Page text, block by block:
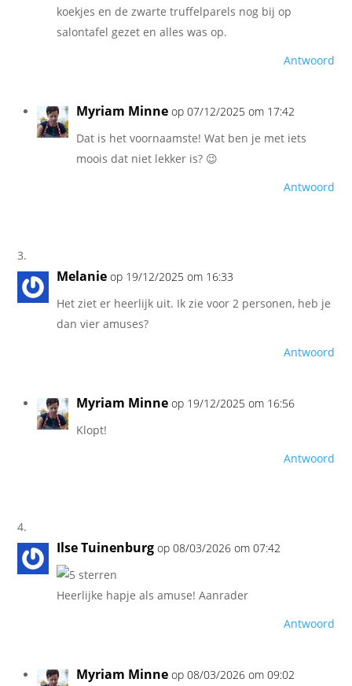
koekjes en de zwarte truffelparels nog bij op
salontafel gezet en alles was op.
Antwoord
Myriam Minne op 07/12/2025 om 17:42
Dat is het voornaamste! Wat ben je met iets
moois dat niet lekker is? 😉
Antwoord
Melanie op 19/12/2025 om 16:33
Het ziet er heerlijk uit. Ik zie voor 2 personen, heb je
dan vier amuses?
Antwoord
Myriam Minne op 19/12/2025 om 16:56
Klopt!
Antwoord
Ilse Tuinenburg op 08/03/2026 om 07:42
Heerlijke hapje als amuse! Aanrader
Antwoord
Myriam Minne op 08/03/2026 om 09:02